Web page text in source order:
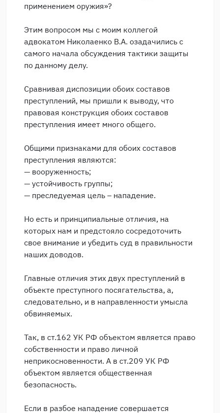
применением оружия»?
Этим вопросом мы с моим коллегой
адвокатом Николаенко В.А. озадачились с
самого начала обсуждения тактики защиты
по данному делу.
Сравнивая диспозиции обоих составов
преступлений, мы пришли к выводу, что
правовая конструкция обоих составов
преступления имеет много общего.
Общими признаками для обоих составов
преступления являются:
— вооруженность;
— устойчивость группы;
— преследуемая цель – нападение.
Но есть и принципиальные отличия, на
которых нам и предстояло сосредоточить
свое внимание и убедить суд в правильности
наших доводов.
Главные отличия этих двух преступлений в
объекте преступного посягательства, а,
следовательно, и в направленности умысла
обвиняемых.
Так, в ст.162 УК РФ объектом является право
собственности и право личной
неприкосновенности. А в ст.209 УК РФ
объектом является общественная
безопасность.
Если в разбое нападение совершается